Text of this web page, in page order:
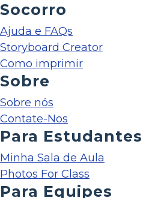
Socorro
Ajuda e FAQs
Storyboard Creator
Como imprimir
Sobre
Sobre nós
Contate-Nos
Para Estudantes
Minha Sala de Aula
Photos For Class
Para Equipes